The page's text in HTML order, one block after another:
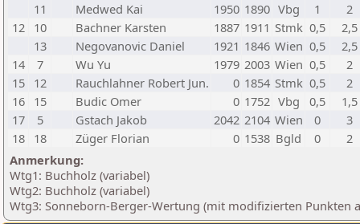
11
Medwed Kai 1950 1890 Vbg 1
2
12 10 Bachner Karsten 1887 1911 Stmk 0,5
2,5
13
Negovanovic Daniel 1921 1846 Wien 0,5
2,5
14
7 Wu Yu 1979 2003 Wien 0,5
2
15 12 Rauchlahner Robert Jun. 0 1854 Stmk 0,5
2
16 15 Budic Omer 0 1752 Vbg 0,5
1,5
17
5 Gstach Jakob 2042 2104 Wien 0
3
18 18 Züger Florian 0 1538 Bgld 0
2
Anmerkung:
Wtg1: Buchholz (variabel)
Wtg2: Buchholz (variabel)
Wtg3: Sonneborn-Berger-Wertung (mit modifizierten Punkten